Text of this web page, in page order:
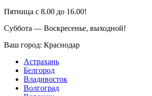
Пятница с 8.00 до 16.00!
Суббота — Воскресенье, выходной!
Ваш город: Краснодар
Астрахань
Белгород
Владивосток
Волгоград